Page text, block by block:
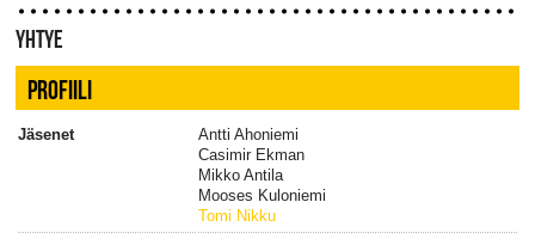
YHTYE
PROFIILI
Jäsenet
Antti Ahoniemi
Casimir Ekman
Mikko Antila
Mooses Kuloniemi
Tomi Nikku